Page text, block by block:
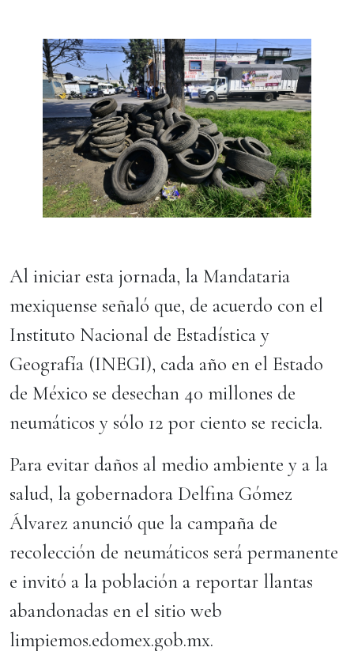
Al iniciar esta jornada, la Mandataria
mexiquense señaló que, de acuerdo con el
Instituto Nacional de Estadística y
Geografía (INEGI), cada año en el Estado
de México se desechan 40 millones de
neumáticos y sólo 12 por ciento se recicla.
Para evitar daños al medio ambiente y a la
salud, la gobernadora Delfina Gómez
Álvarez anunció que la campaña de
recolección de neumáticos será permanente
e invitó a la población a reportar llantas
abandonadas en el sitio web
limpiemos.edomex.gob.mx.